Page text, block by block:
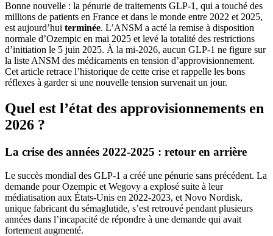
Bonne nouvelle : la pénurie de traitements GLP-1, qui a touché des
millions de patients en France et dans le monde entre 2022 et 2025,
est aujourd’hui terminée. L’ANSM a acté la remise à disposition
normale d’Ozempic en mai 2025 et levé la totalité des restrictions
d’initiation le 5 juin 2025. À la mi-2026, aucun GLP-1 ne figure sur
la liste ANSM des médicaments en tension d’approvisionnement.
Cet article retrace l’historique de cette crise et rappelle les bons
réflexes à garder si une nouvelle tension survenait un jour.
Quel est l’état des approvisionnements en
2026 ?
La crise des années 2022-2025 : retour en arrière
Le succès mondial des GLP-1 a créé une pénurie sans précédent. La
demande pour Ozempic et Wegovy a explosé suite à leur
médiatisation aux États-Unis en 2022-2023, et Novo Nordisk,
unique fabricant du sémaglutide, s’est retrouvé pendant plusieurs
années dans l’incapacité de répondre à une demande qui avait
fortement augmenté.